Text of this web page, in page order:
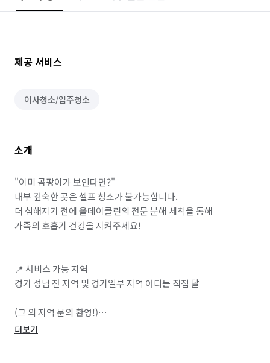
제공 서비스
이사청소/입주청소
소개
"이미 곰팡이가 보인다면?"
내부 깊숙한 곳은 셀프 청소가 불가능합니다.
더 심해지기 전에 올데이클린의 전문 분해 세척을 통해
가족의 호흡기 건강을 지켜주세요!
📍 서비스 가능 지역
경기 성남 전 지역 및 경기일부 지역 어디든 직접 달
(그 외 지역 문의 환영!)
더보기